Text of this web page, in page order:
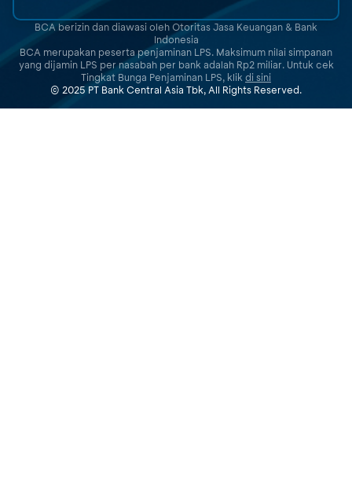
BCA berizin dan diawasi oleh Otoritas Jasa Keuangan & Bank
Indonesia
BCA merupakan peserta penjaminan LPS. Maksimum nilai simpanan
yang dijamin LPS per nasabah per bank adalah Rp2 miliar. Untuk cek
Tingkat Bunga Penjaminan LPS, klik di sini
© 2025 PT Bank Central Asia Tbk, All Rights Reserved.